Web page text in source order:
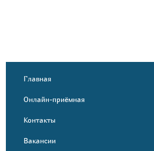
Главная
Онлайн-приёмная
Контакты
Вакансии